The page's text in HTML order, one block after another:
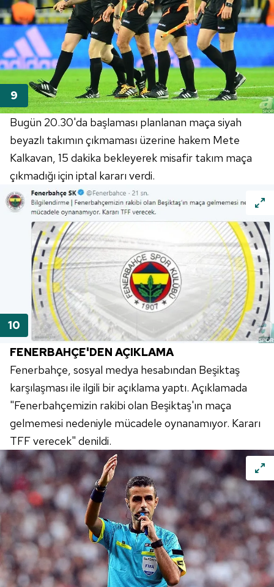
Bugün 20.30'da başlaması planlanan maça siyah
beyazlı takımın çıkmaması üzerine hakem Mete
Kalkavan, 15 dakika bekleyerek misafir takım maça
çıkmadığı için iptal kararı verdi.
FENERBAHÇE'DEN AÇIKLAMA
Fenerbahçe, sosyal medya hesabından Beşiktaş
karşılaşması ile ilgili bir açıklama yaptı. Açıklamada
"Fenerbahçemizin rakibi olan Beşiktaş'ın maça
gelmemesi nedeniyle mücadele oynanamıyor. Kararı
TFF verecek" denildi.